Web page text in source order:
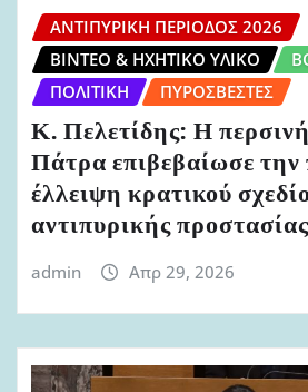
ΑΝΤΙΠΥΡΙΚΉ ΠΕΡΊΟΔΟΣ 2026
ΒΊΝΤΕΟ & ΗΧΗΤΙΚΌ ΥΛΙΚΌ
ΠΟΛΙΤΙΚΉ
ΠΥΡΟΣΒΈΣΤΕΣ
Κ. Πελετίδης: Η
Πάτρα επιβεβαίωσε την
έλλειψη κρατικού
αντιπυρικής
admin Απρ 29, 2026